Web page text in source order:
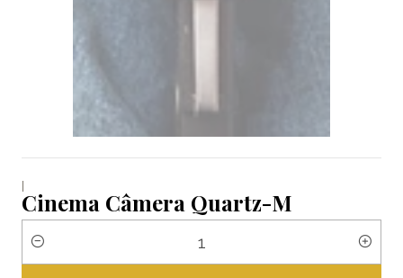
|
Cinema Câmera Quartz-M
Quantité